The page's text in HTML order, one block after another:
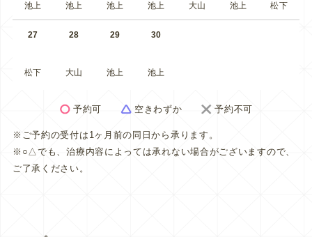
池上 池上 池上 池上 大山 池上 松下
27
松下
28
大山
29
池上
30
池上
予約可 空きわずか 予約不可
※ご予約の受付は1ヶ月前の同日から承ります。
※○△でも、治療内容によっては承れない場合がございますので、
ご了承ください。